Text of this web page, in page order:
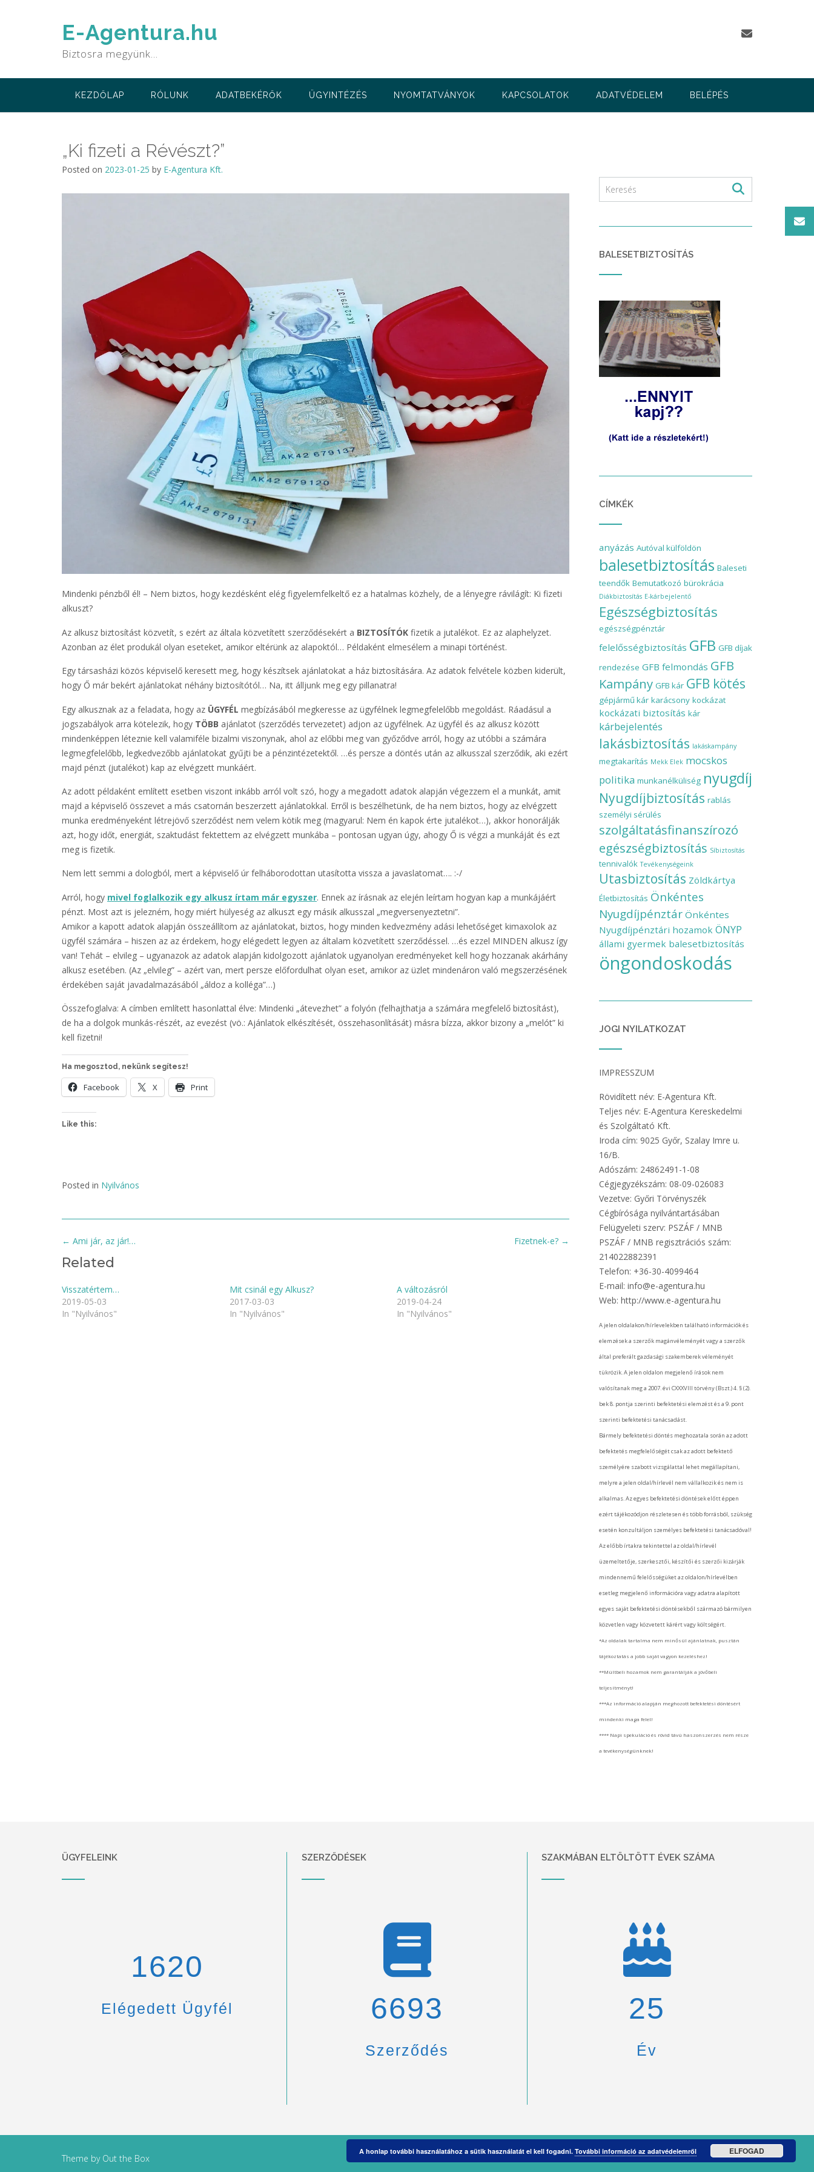
E-Agentura.hu
Biztosra megyünk…
KEZDŐLAP RÓLUNK ADATBEKÉRŐK ÜGYINTÉZÉS NYOMTATVÁNYOK KAPCSOLATOK ADATVÉDELEM BELÉPÉS
„Ki fizeti a Révészt?”
Posted on 2023-01-25 by E-Agentura Kft.
Mindenki pénzből él! – Nem biztos, hogy kezdésként elég figyelemfelkeltő ez a hatalmas közhely, de a lényegre rávilágít: Ki fizeti
alkuszt?
Az alkusz biztosítást közvetít, s ezért az általa közvetített szerződésekért a BIZTOSÍTÓK fizetik a jutalékot. Ez az alaphelyzet.
Azonban az élet produkál olyan eseteket, amikor eltérünk az alapoktól… Példaként elmesélem a minapi történést.
Egy társasházi közös képviselő keresett meg, hogy készítsek ajánlatokat a ház biztosítására. Az adatok felvétele közben kiderült,
hogy Ő már bekért ajánlatokat néhány biztosítótól… Na, itt álljunk meg egy pillanatra!
Egy alkusznak az a feladata, hogy az ÜGYFÉL megbízásából megkeresse az ügyfélnek legmegfelelőbb megoldást. Ráadásul a
jogszabályok arra kötelezik, hogy TÖBB ajánlatot (szerződés tervezetet) adjon az ügyfélnek. Az ügyfél és az alkusz között
mindenképpen léteznie kell valamiféle bizalmi viszonynak, ahol az előbbi meg van győződve arról, hogy az utóbbi a számára
legmegfelelőbb, legkedvezőbb ajánlatokat gyűjti be a pénzintézetektől. …és persze a döntés után az alkusszal szerződik, aki ezért
majd pénzt (jutalékot) kap az elvégzett munkáért.
Az adott példaként említett esetben viszont inkább arról volt szó, hogy a megadott adatok alapján végezzem el a munkát, amit
majd a képviselő összevet a más csatornán beszerzett ajánlatokkal. Erről is beszélhetünk, de ha nem biztos, hogy az elvégzett
munka eredményeként létrejövő szerződést nem velem kötik meg (magyarul: Nem én kapok érte jutalékot…), akkor honorálják
azt, hogy időt, energiát, szaktudást fektettem az elvégzett munkába – pontosan ugyan úgy, ahogy Ő is végzi a munkáját és ezt
meg is fizetik.
Nem lett semmi a dologból, mert a képviselő úr felháborodottan utasította vissza a javaslatomat…. :-/
Arról, hogy mivel foglalkozik egy alkusz írtam már egyszer. Ennek az írásnak az elején leírtam hogyan kap a munkájáért
pénzt. Most azt is jelezném, hogy miért hülyeség az alkuszt egy másik alkusszal „megversenyeztetni”.
Amikor a kapott adatok alapján összeállítom az ajánlatokat, biztos, hogy minden kedvezmény adási lehetőséget kimaxolok az
ügyfél számára – hiszen az az érdekem, hogy elégedett legyen az általam közvetített szerződéssel. …és ezzel MINDEN alkusz így
van! Tehát – elvileg – ugyanazok az adatok alapján kidolgozott ajánlatok ugyanolyan eredményeket kell hogy hozzanak akárhány
alkusz esetében. (Az „elvileg” – azért van, mert persze előfordulhat olyan eset, amikor az üzlet mindenáron való megszerzésének
érdekében saját javadalmazásából „áldoz a kolléga”…)
Összefoglalva: A címben említett hasonlattal élve: Mindenki „átevezhet” a folyón (felhajthatja a számára megfelelő biztosítást),
de ha a dolgok munkás-részét, az evezést (vö.: Ajánlatok elkészítését, összehasonlítását) másra bízza, akkor bizony a „melót” ki
kell fizetni!
Ha megosztod, nekünk segítesz!
Facebook X Print
Like this:
Posted in Nyilvános
Post
Fizetnek-e? →
← Ami jár, az jár!…
Related
Visszatértem…
2019-05-03
In "Nyilvános"
Mit csinál egy Alkusz?
2017-03-03
In "Nyilvános"
A változásról
2019-04-24
In "Nyilvános"
BALESETBIZTOSÍTÁS
CÍMKÉK
anyázás Autóval külföldön
balesetbiztosítás Baleseti
teendők Bemutatkozó bürokrácia
Diákbiztosítás E-kárbejelentő
Egészségbiztosítás
egészségpénztár
felelősségbiztosítás GFB GFB díjak
rendezése GFB felmondás GFB
Kampány GFB kár GFB kötés
gépjármű kár karácsony kockázat
kockázati biztosítás kár
kárbejelentés
lakásbiztosítás lakáskampány
megtakarítás Mekk Elek mocskos
politika munkanélküliség nyugdíj
Nyugdíjbiztosítás rablás
személyi sérülés
szolgáltatásfinanszírozó
egészségbiztosítás Síbiztosítás
tennivalók Tevékenységeink
Utasbiztosítás Zöldkártya
Életbiztosítás Önkéntes
Nyugdíjpénztár Önkéntes
Nyugdíjpénztári hozamok ÖNYP
állami gyermek balesetbiztosítás
öngondoskodás
JOGI NYILATKOZAT
IMPRESSZUM
Rövidített név: E-Agentura Kft.
Teljes név: E-Agentura Kereskedelmi
és Szolgáltató Kft.
Iroda cím: 9025 Győr, Szalay Imre u.
16/B.
Adószám: 24862491-1-08
Cégjegyzékszám: 08-09-026083
Vezetve: Győri Törvényszék
Cégbírósága nyilvántartásában
Felügyeleti szerv: PSZÁF / MNB
PSZÁF / MNB regisztrációs szám:
214022882391
Telefon: +36-30-4099464
E-mail: info@e-agentura.hu
Web: http://www.e-agentura.hu
A jelen oldalakon/hírlevelekben található információk és
elemzések a szerzők magánvéleményét vagy a szerzők
által preferált gazdasági szakemberek véleményét
tükrözik. A jelen oldalon megjelenő írások nem
valósítanak meg a 2007. évi CXXXVIII törvény (Bszt.) 4. § (2).
bek 8. pontja szerinti befektetési elemzést és a 9. pont
szerinti befektetési tanácsadást.
Bármely befektetési döntés meghozatala során az adott
befektetés megfelelőségét csak az adott befektető
személyére szabott vizsgálattal lehet megállapítani,
melyre a jelen oldal/hírlevél nem vállalkozik és nem is
alkalmas. Az egyes befektetési döntések előtt éppen
ezért tájékozódjon részletesen és több forrásból, szükség
esetén konzultáljon személyes befektetési tanácsadóval!
Az előbb írtakra tekintettel az oldal/hírlevél
üzemeltetője, szerkesztői, készítői és szerzői kizárják
mindennemű felelősségüket az oldalon/hírlevélben
esetleg megjelenő információra vagy adatra alapított
egyes saját befektetési döntésekből származó bármilyen
közvetlen vagy közvetett kárért vagy költségért.
*Az oldalak tartalma nem minősül ajánlatnak, pusztán
tájékoztatás a jobb saját vagyon kezeléshez!
**Múltbeli hozamok nem garantálják a jövőbeli
teljesítményt!
***Az információ alapján meghozott befektetési döntésért
mindenki maga felel!
**** Napi spekuláció és rövid távú haszonszerzés nem része
a tevékenységünknek!
ÜGYFELEINK
1670
Elégedett Ügyfél
SZERZŐDÉSEK
6900
Szerződés
SZAKMÁBAN ELTÖLTÖTT ÉVEK SZÁMA
26
Év
Theme by Out the Box
A honlap további használatához a sütik használatát el kell fogadni. További információ az adatvédelemről ELFOGAD